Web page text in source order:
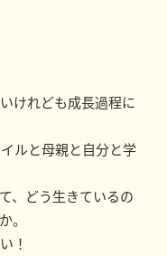
けれども成長過程に
ルと母親と自分と学
、どう生きているの
。
！